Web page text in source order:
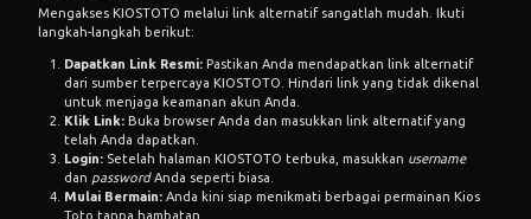
Mengakses KIOSTOTO melalui link alternatif sangatlah mudah. Ikuti
langkah-langkah berikut:
Dapatkan Link Resmi: Pastikan Anda mendapatkan link alternatif
dari sumber terpercaya KIOSTOTO. Hindari link yang tidak dikenal
untuk menjaga keamanan akun Anda.
Klik Link: Buka browser Anda dan masukkan link alternatif yang
telah Anda dapatkan.
Login: Setelah halaman KIOSTOTO terbuka, masukkan username
dan passwordAnda seperti biasa.
Mulai Bermain: Anda kini siap menikmati berbagai permainan Kios
Toto tanpa hambatan.